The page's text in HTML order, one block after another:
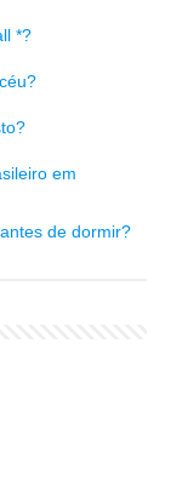
*?
em
de dormir?